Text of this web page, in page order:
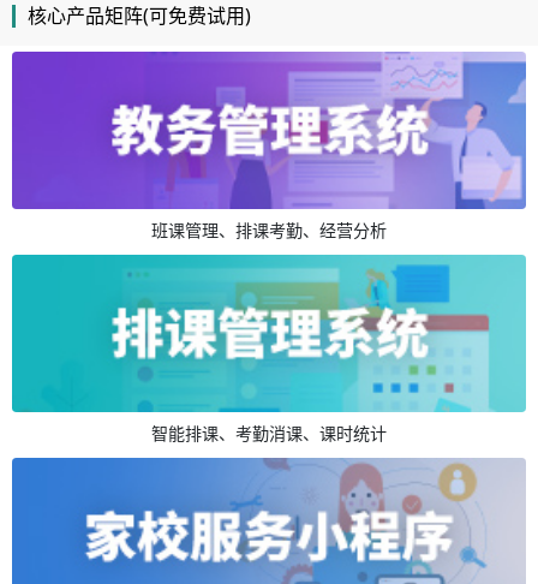
核心产品矩阵(可免费试用)
班课管理、排课考勤、经营分析
智能排课、考勤消课、课时统计